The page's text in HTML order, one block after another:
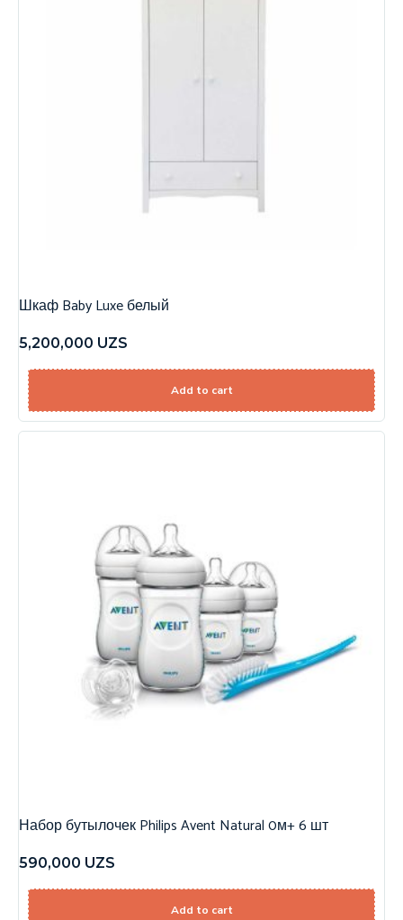
Шкаф Baby Luxe белый
5,200,000 UZS
Add to cart
Набор бутылочек Philips Avent Natural 0м+ 6 шт
590,000 UZS
Add to cart